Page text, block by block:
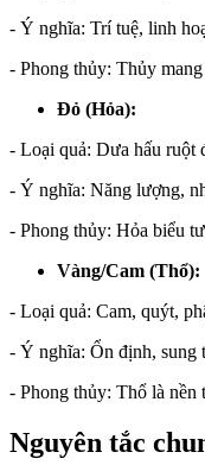
- Ý nghĩa: Trí tuệ, linh
- Phong thủy: Thủy
Đỏ (Hỏa):
- Loại quả: Dưa hấu ruột
- Ý nghĩa: Năng lượng,
- Phong thủy: Hỏa biểu
Vàng/Cam (Thổ):
- Loại quả: Cam, quýt,
- Ý nghĩa: Ổn định, sung
- Phong thủy: Thổ là nền
Nguyên tắc